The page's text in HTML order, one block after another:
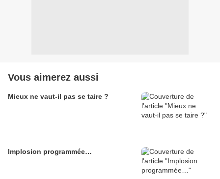
Vous aimerez aussi
Mieux ne vaut-il pas se taire ?
Implosion programmée…